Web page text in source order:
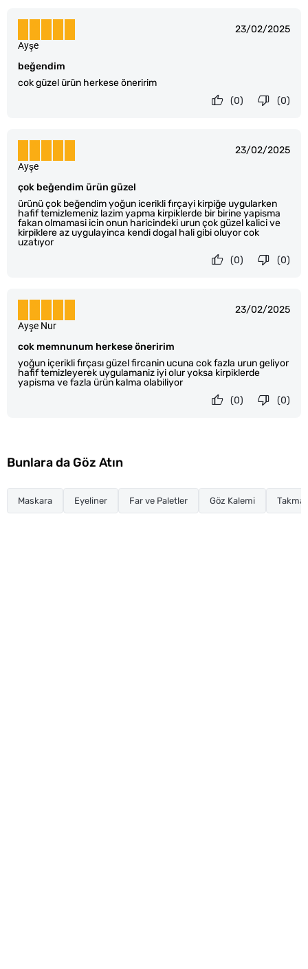
23/02/2025
beğendim
cok güzel ürün herkese öneririm
Ayşe
(0)
(0)
23/02/2025
çok beğendim ürün güzel
ürünü çok beğendim yoğun icerikli fırçayi kirpiğe uygularken
hafif temizlemeniz lazim yapma kirpiklerde bir birine yapisma
fakan olmamasi icin onun haricindeki urun çok güzel kalici ve
kirpiklere az uygulayinca kendi dogal hali gibi oluyor cok
uzatıyor
Ayşe
(0)
(0)
23/02/2025
cok memnunum herkese öneririm
yoğun içerikli fırçası güzel fircanin ucuna cok fazla urun geliyor
hafif temizleyerek uygulamaniz iyi olur yoksa kirpiklerde
yapisma ve fazla ürün kalma olabiliyor
Ayşe Nur
(0)
(0)
Bunlara da Göz Atın
Maskara Eyeliner Far ve Paletler Göz Kalemi Takma